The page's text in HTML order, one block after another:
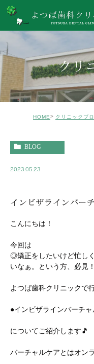
クリ
HOME クリニックブ
BLOG
2023.05.23
インビザラインバー
こんにちは！
今回は
◎矯正をしたいけど忙し
いなぁ。という方、必見！
よつば歯科クリニックで
●インビザラインバーチ
についてご紹介します🎵
バーチャルケアとはオン